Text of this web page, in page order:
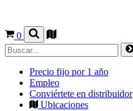
0
Precio fijo por 1 año
Empleo
Conviértete en distribuidor
Ubicaciones